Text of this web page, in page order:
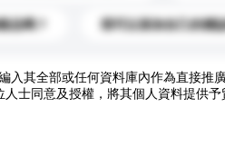
品嗎？ 我可以添加自己的標誌
入其全部或任何資料庫內作為直接
士同意及授權，將其個人資料提供予